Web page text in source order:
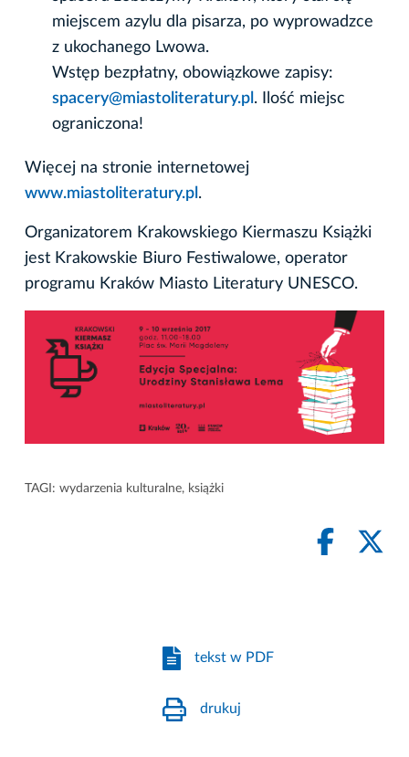
miejscem azylu dla pisarza, po wyprowadzce
z ukochanego Lwowa.
Wstęp bezpłatny, obowiązkowe zapisy:
spacery@miastoliteratury.pl . Ilość miejsc
ograniczona!
Więcej na stronie internetowej
www.miastoliteratury.pl .
Organizatorem Krakowskiego Kiermaszu Książki
jest Krakowskie Biuro Festiwalowe, operator
programu Kraków Miasto Literatury UNESCO.
TAGI: wydarzenia kulturalne, książki
tekst w PDF
drukuj